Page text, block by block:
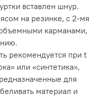
вставлен шнур.
на резинке, с 2-мя
карманами,
рекомендуется при t
или «синтетика»,
для
материал и